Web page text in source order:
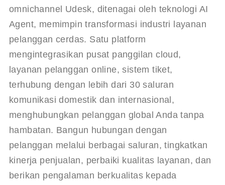
omnichannel Udesk, ditenagai oleh teknologi AI
Agent, memimpin transformasi industri layanan
pelanggan cerdas. Satu platform
mengintegrasikan pusat panggilan cloud,
layanan pelanggan online, sistem tiket,
terhubung dengan lebih dari 30 saluran
komunikasi domestik dan internasional,
menghubungkan pelanggan global Anda tanpa
hambatan. Bangun hubungan dengan
pelanggan melalui berbagai saluran, tingkatkan
kinerja penjualan, perbaiki kualitas layanan, dan
berikan pengalaman berkualitas kepada